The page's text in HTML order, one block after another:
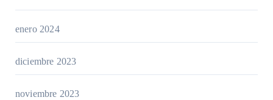
enero 2024
diciembre 2023
noviembre 2023